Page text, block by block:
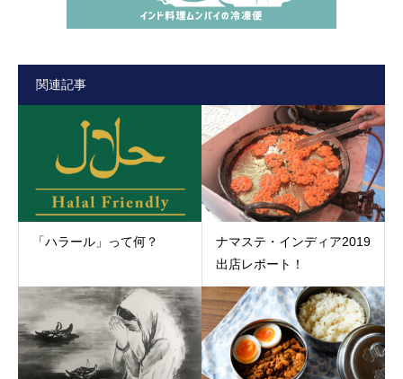
関連記事
「ハラール」って何？
ナマステ・インディア2019
出店レポート！